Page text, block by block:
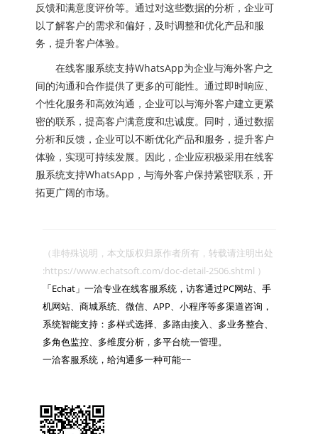
反馈和满意度评价等。通过对这些数据的分析，企业可
以了解客户的需求和偏好，及时调整和优化产品和服
务，提升客户体验。
在线客服系统支持WhatsApp为企业与海外客户之
间的沟通和合作提供了更多的可能性。通过即时响应、
个性化服务和高效沟通，企业可以与海外客户建立更紧
密的联系，提高客户满意度和忠诚度。同时，通过数据
分析和反馈，企业可以不断优化产品和服务，提升客户
体验，实现可持续发展。因此，企业应积极采用在线客
服系统支持WhatsApp，与海外客户保持紧密联系，开
拓更广阔的市场。
（非特殊说明，本文版权归原作者所有，转载请注明出处
:https://www.echatsoft.com/doc-detail-2506.shtml ）
「Echat」一洽专业在线客服系统，访客通过PC网站、手
机网站、商城系统、微信、APP、小程序等多渠道咨询，
系统智能支持：多样式选择、多路由接入、多业务整合、
多角色监控、多维度分析，多平台统一管理。
一洽客服系统，给沟通多一种可能~~